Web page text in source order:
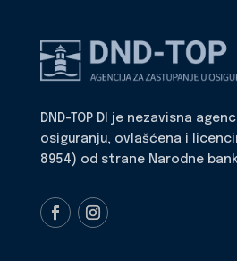
DND-TOP DI je nezavisna
osiguranju, ovlašćena i
8954) od strane Narodne